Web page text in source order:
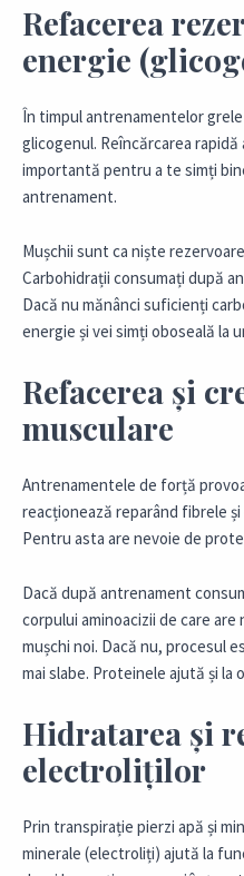
Refacerea
energie
În timpul antrenamentelor
glicogenul. Reîncărcarea
importantă pentru a te simți
antrenament.
Mușchii sunt ca niște
Carbohidrații consumați după
Dacă nu mănânci suficienți
energie și vei simți oboseală la
Refacerea și
musculare
Antrenamentele de forță
reacționează reparând fibrele
Pentru asta are nevoie de
Dacă după antrenament
corpului aminoacizii de care
mușchi noi. Dacă nu, procesul
mai slabe. Proteinele ajută și la
Hidratarea și
electroliților
Prin transpirație pierzi apă și
minerale (electroliți) ajută la